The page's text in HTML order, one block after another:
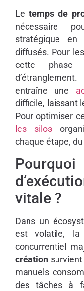
Le temps de
nécessaire
stratégique
diffusés. Pour
cette phase
entraîne une
difficile, laissant
Pour optimiser
les silos
chaque étape,
vitale ?
Dans un
est volatile, la
concurrentiel
créationsurvient
manuels
des tâches à